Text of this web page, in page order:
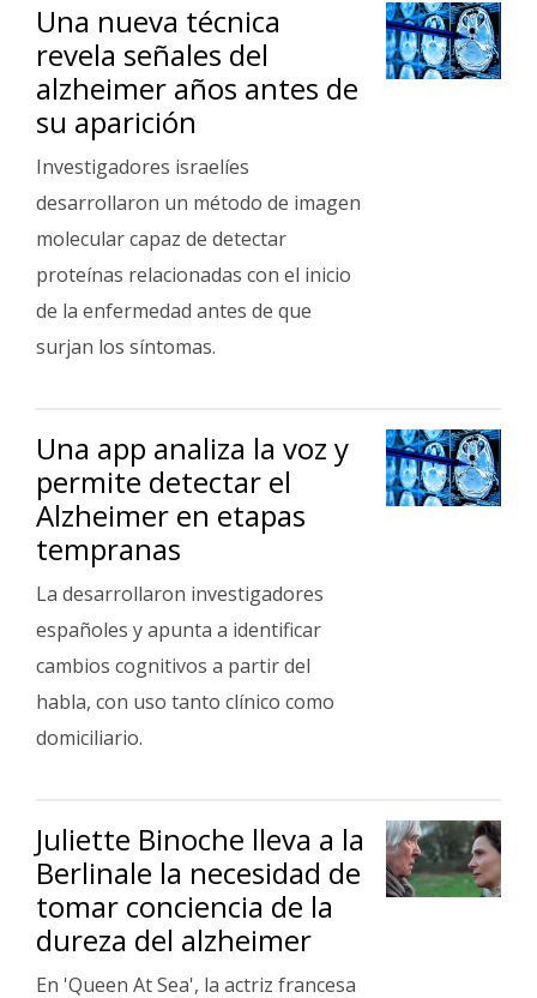
Una nueva técnica
revela señales del
alzheimer años antes de
su aparición
Investigadores israelíes
desarrollaron un método de imagen
molecular capaz de detectar
proteínas relacionadas con el inicio
de la enfermedad antes de que
surjan los síntomas.
Una app analiza la voz y
permite detectar el
Alzheimer en etapas
tempranas
La desarrollaron investigadores
españoles y apunta a identificar
cambios cognitivos a partir del
habla, con uso tanto clínico como
domiciliario.
Juliette Binoche lleva a la
Berlinale la necesidad de
tomar conciencia de la
dureza del alzheimer
En 'Queen At Sea', la actriz francesa